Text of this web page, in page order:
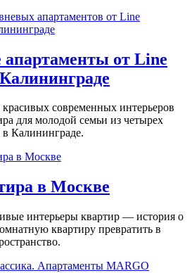
апартаменты от Line
современных интерьеров
для молодой семьи из четырех
в Калининграде.
в Москве
интерьеры квартир — история о
квартиру превратить в